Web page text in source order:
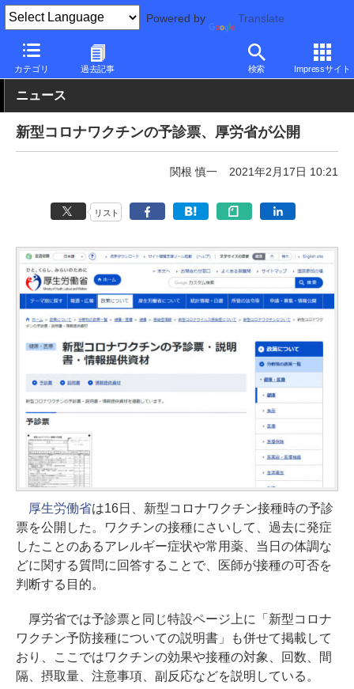
Powered by Translate
カテゴリ 過去記事 検索 Impressサイト
PC Watch 市場 サービス
ニュース
新型コロナワクチンの予診票、厚労省が公開
関根 慎一 2021年2月17日 10:21
リスト
厚生労働省は16日、新型コロナワクチン接種時の予診
票を公開した。ワクチンの接種にさいして、過去に発症
したことのあるアレルギー症状や常用薬、当日の体調な
どに関する質問に回答することで、医師が接種の可否を
判断する目的。
厚労省では予診票と同じ特設ページ上に「新型コロナ
ワクチン予防接種についての説明書」も併せて掲載して
おり、ここではワクチンの効果や接種の対象、回数、間
隔、摂取量、注意事項、副反応などを説明している。